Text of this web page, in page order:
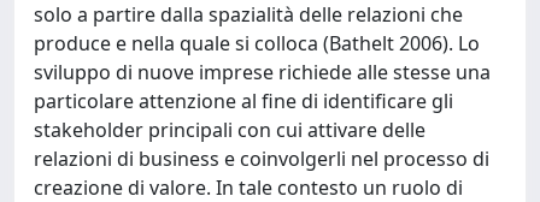
solo a partire dalla spazialità delle relazioni che
produce e nella quale si colloca (Bathelt 2006). Lo
sviluppo di nuove imprese richiede alle stesse una
particolare attenzione al fine di identificare gli
stakeholder principali con cui attivare delle
relazioni di business e coinvolgerli nel processo di
creazione di valore. In tale contesto un ruolo di